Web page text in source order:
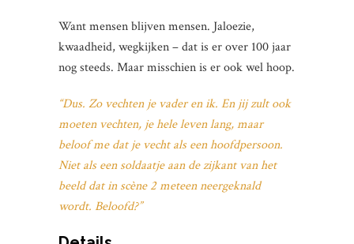
Want mensen blijven mensen. Jaloezie,
kwaadheid, wegkijken – dat is er over 100 jaar
nog steeds. Maar misschien is er ook wel hoop.
“Dus. Zo vechten je vader en ik. En jij zult ook
moeten vechten, je hele leven lang, maar
beloof me dat je vecht als een hoofdpersoon.
Niet als een soldaatje aan de zijkant van het
beeld dat in scène 2 meteen neergeknald
wordt. Beloofd?”